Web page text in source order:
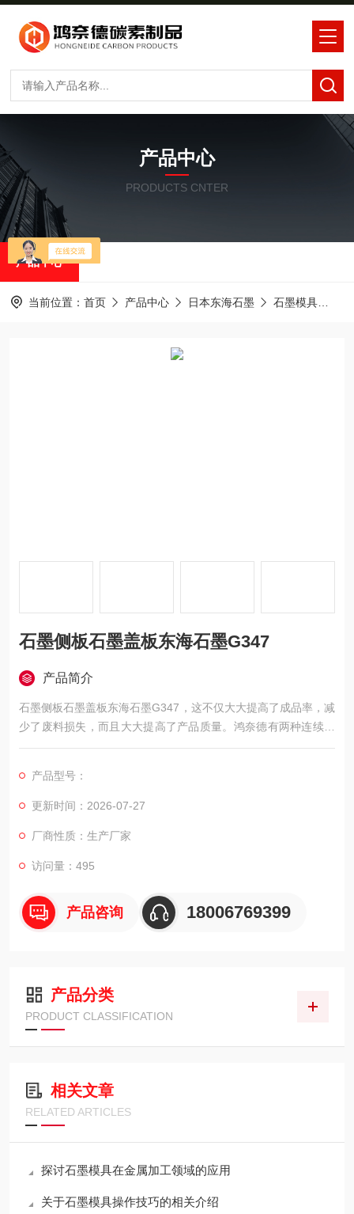
产品中心
PRODUCTS CNTER
产品中心
当前位置： 首页 产品中心 日本东海石墨 石墨模具
石墨侧板石墨盖板东海石墨G347
产品简介
石墨侧板石墨盖板东海石墨G347，这不仅大大提高了成品率，减
少了废料损失，而且大大提高了产品质量。鸿奈德有两种连续铸
造方法: 垂直连续铸造和水平连续铸造。
产品型号：
更新时间：2026-07-27
厂商性质：生产厂家
访问量：495
产品咨询 18006769399
产品分类
PRODUCT CLASSIFICATION
相关文章
RELATED ARTICLES
探讨石墨模具在金属加工领域的应用
关于石墨模具操作技巧的相关介绍